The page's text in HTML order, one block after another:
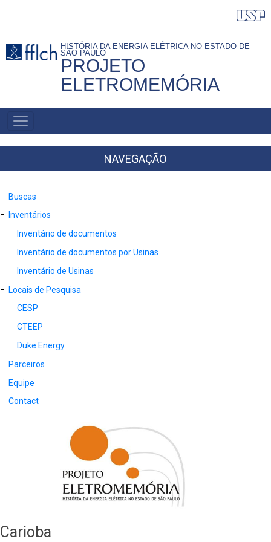
conteúdo
HISTÓRIA DA ENERGIA ELÉTRICA NO ESTADO DE
SÃO PAULO
PROJETO
ELETROMEMÓRIA
NAVEGAÇÃO
PRINCIPAL
NAVEGAÇÃO
Buscas
Inventários
Inventário de documentos
Inventário de documentos por Usinas
Inventário de Usinas
Locais de Pesquisa
CESP
CTEEP
Duke Energy
Parceiros
Equipe
Contact
Carioba